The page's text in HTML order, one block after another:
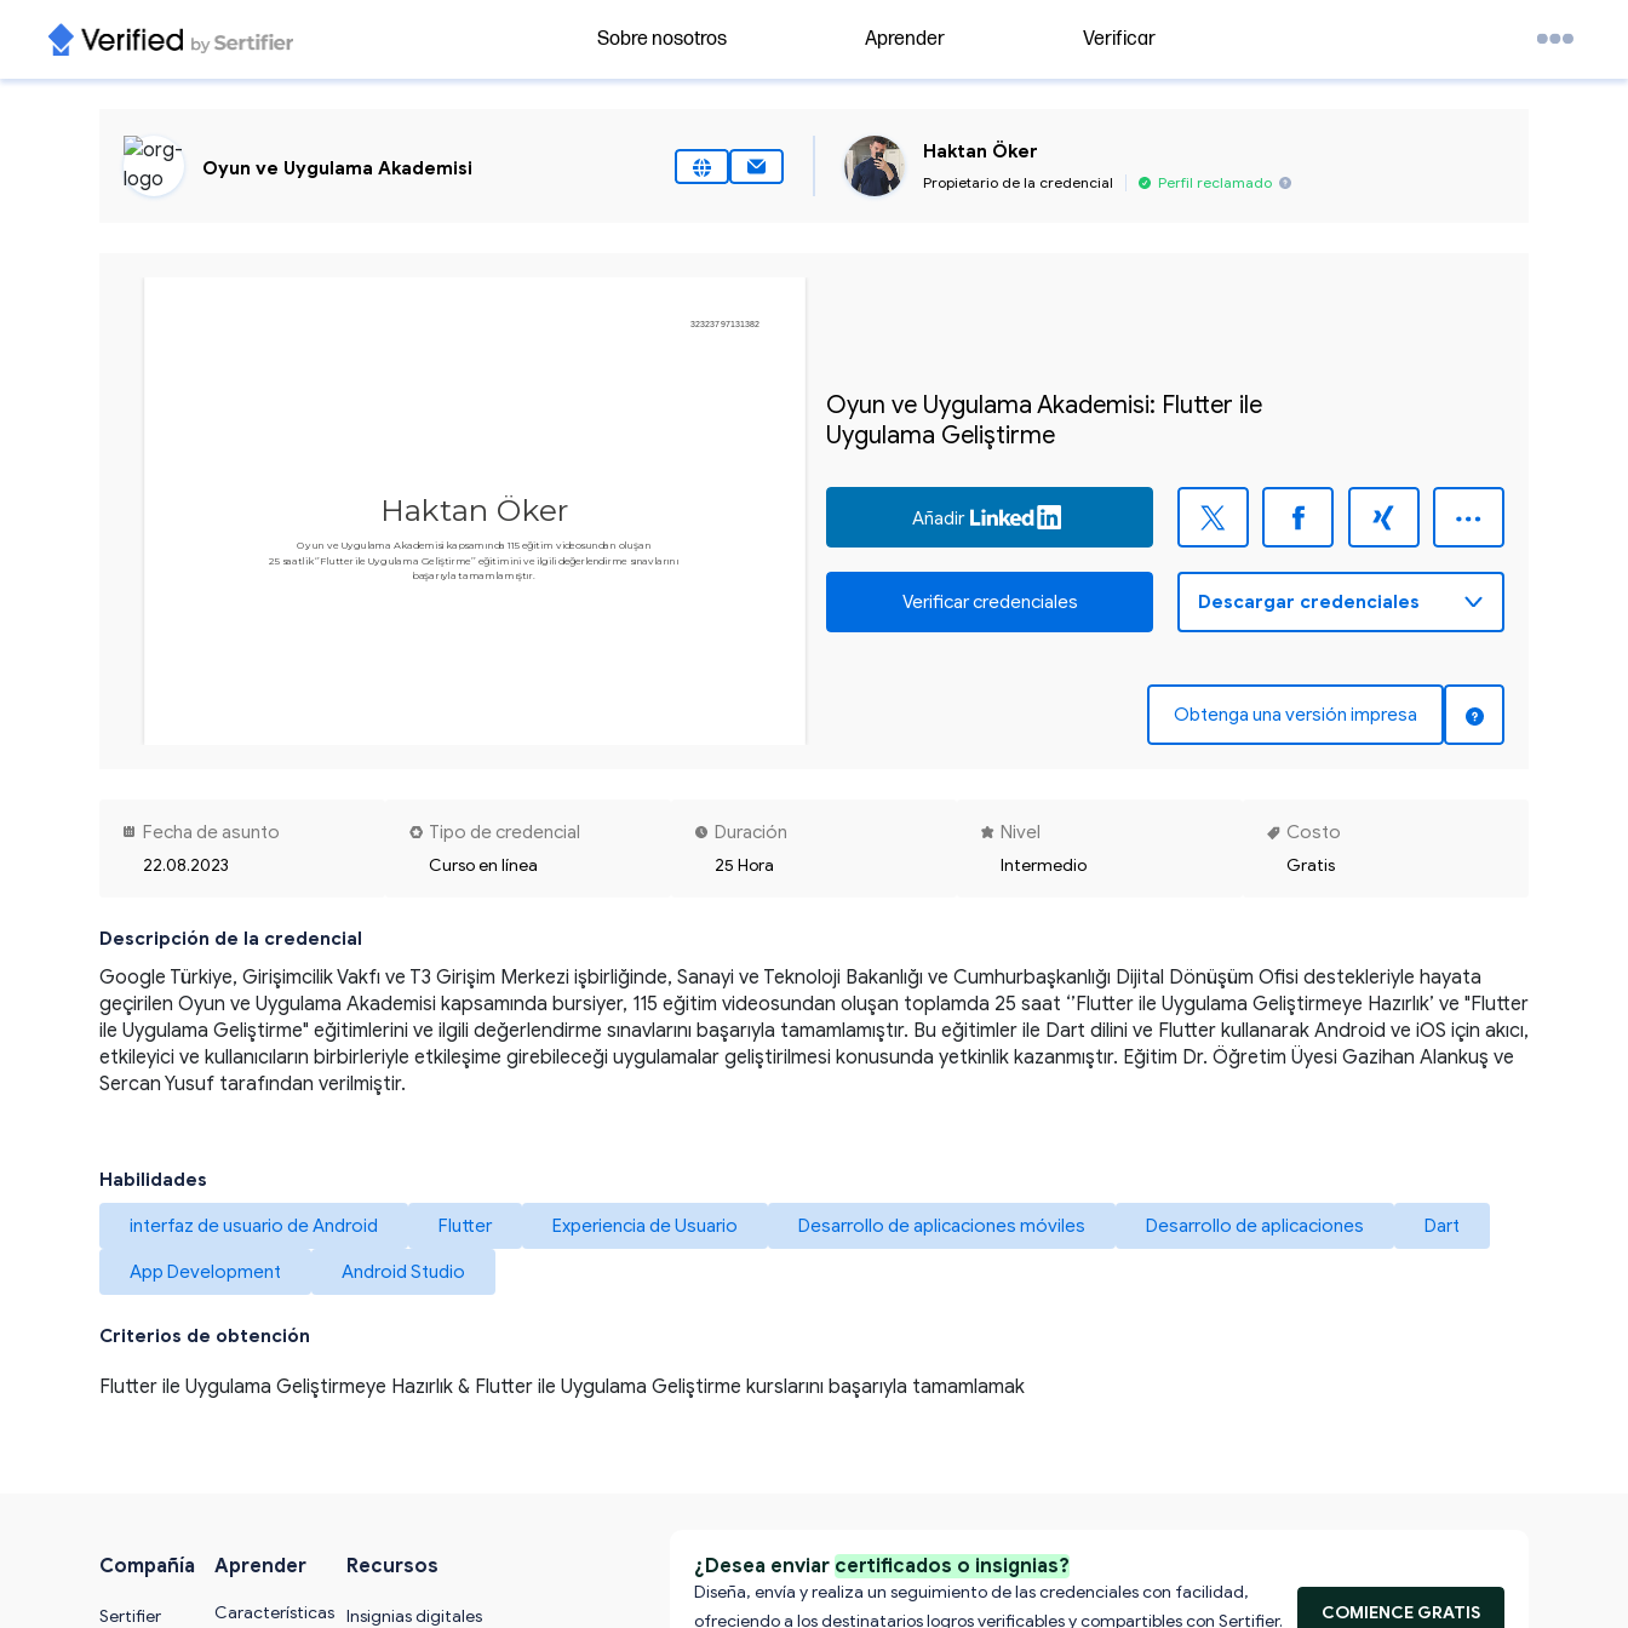
Sobre nosotros Aprender Verificar
Oyun ve Uygulama Akademisi
Haktan Öker
Propietario de la credencial Perfil reclamado
Oyun ve Uygulama Akademisi kapsamında 115 eğitim videosundan oluşan
25 saatlik ‘’Flutter ile Uygulama Geliştirme’’ eğitimini ve ilgili değerlendirme sınavlarını
Haktan Öker
32323797131382
Oyun ve Uygulama Akademisi: Flutter ile
Uygulama Geliştirme
Añadir
Verificar credenciales
Obtenga una versión impresa
Fecha de asunto
22.08.2023
Tipo de credencial
Curso en línea
Duración
25 Hora
Nivel
Intermedio
Costo
Gratis
Descripción de la credencial
Google Türkiye, Girişimcilik Vakfı ve T3 Girişim Merkezi işbirliğinde, Sanayi ve Teknoloji Bakanlığı ve Cumhurbaşkanlığı Dijital Dönüşüm Ofisi destekleriyle hayata
geçirilen Oyun ve Uygulama Akademisi kapsamında bursiyer, 115 eğitim videosundan oluşan toplamda 25 saat ‘’Flutter ile Uygulama Geliştirmeye Hazırlık’ ve "Flutter
ile Uygulama Geliştirme" eğitimlerini ve ilgili değerlendirme sınavlarını başarıyla tamamlamıştır. Bu eğitimler ile Dart dilini ve Flutter kullanarak Android ve iOS için akıcı,
etkileyici ve kullanıcıların birbirleriyle etkileşime girebileceği uygulamalar geliştirilmesi konusunda yetkinlik kazanmıştır. Eğitim Dr. Öğretim Üyesi Gazihan Alankuş ve
Sercan Yusuf tarafından verilmiştir.
Habilidades
interfaz de usuario de Android Flutter Experiencia de Usuario Desarrollo de aplicaciones móviles Desarrollo de aplicaciones Dart
App Development Android Studio
Criterios de obtención
Flutter ile Uygulama Geliştirmeye Hazırlık & Flutter ile Uygulama Geliştirme kurslarını başarıyla tamamlamak
Compañía
Sertifier
Aprender
Características
Recursos
Insignias digitales
¿Desea enviar certificados o insignias?
Diseña, envía y realiza un seguimiento de las credenciales con facilidad,
ofreciendo a los destinatarios logros verificables y compartibles con Sertifier.
COMIENCE GRATIS